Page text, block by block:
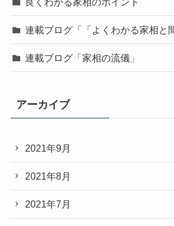
連載ブログ「「よくわかる家相と
連載ブログ「家相の流儀」
アーカイブ
2021年9月
2021年8月
2021年7月